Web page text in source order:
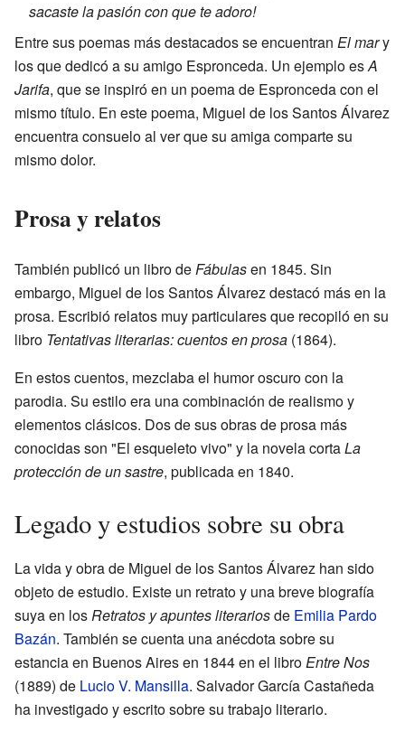
sacaste la pasión con que te adoro!
Entre sus poemas más destacados se encuentran El mary
los que dedicó a su amigo Espronceda. Un ejemplo esA
Jarifa, que se inspiró en un poema de Espronceda con el
mismo título. En este poema, Miguel de los Santos Álvarez
encuentra consuelo al ver que su amiga comparte su
mismo dolor.
Prosa y relatos
También publicó un libro deFábulasen 1845. Sin
embargo, Miguel de los Santos Álvarez destacó más en la
prosa. Escribió relatos muy particulares que recopiló en su
libro Tentativas literarias: cuentos en prosa (1864).
En estos cuentos, mezclaba el humor oscuro con la
parodia. Su estilo era una combinación de realismo y
elementos clásicos. Dos de sus obras de prosa más
conocidas son "El esqueleto vivo" y la novela cortaLa
protección de un sastre, publicada en 1840.
Legado y estudios sobre su obra
La vida y obra de Miguel de los Santos Álvarez han sido
objeto de estudio. Existe un retrato y una breve biografía
suya en losRetratos y apuntes literariosde Emilia Pardo
Bazán. También se cuenta una anécdota sobre su
estancia en Buenos Aires en 1844 en el libroEntre Nos
(1889) de Lucio V. Mansilla. Salvador García Castañeda
ha investigado y escrito sobre su trabajo literario.